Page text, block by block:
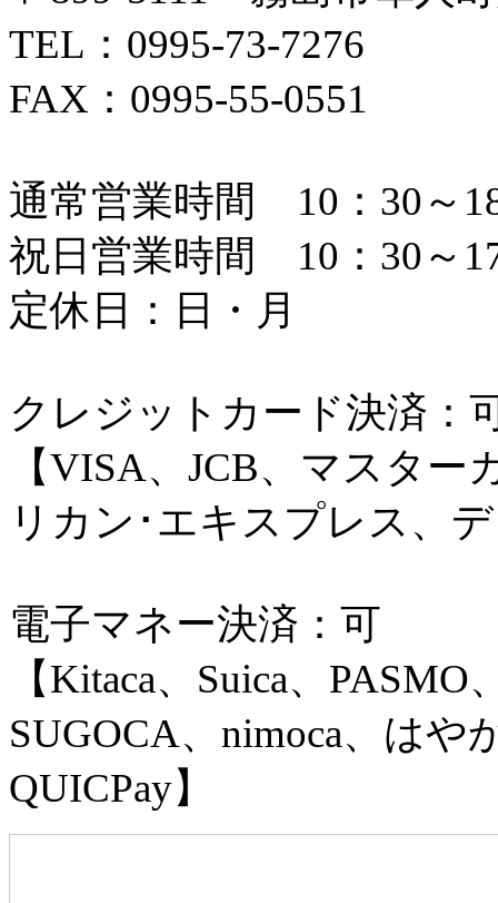
TEL：0995-73-7276
FAX：0995-55-0551
通常営業時間 10：30～
祝日営業時間 10：30～
定休日：日・月
クレジットカード決済：
【VISA、JCB、マスタ
リカン･エキスプレス、
電子マネー決済：可
【Kitaca、Suica、
SUGOCA、nimoca、はや
QUICPay】